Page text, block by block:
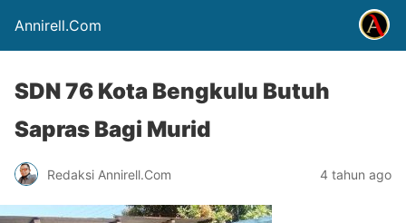
Annirell.Com
SDN 76 Kota Bengkulu Butuh
Sapras Bagi Murid
Redaksi Annirell.Com 4 tahun ago